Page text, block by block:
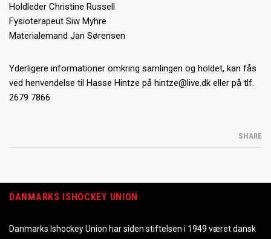
Holdleder Christine Russell
Fysioterapeut Siw Myhre
Materialemand Jan Sørensen
Yderligere informationer omkring samlingen og holdet, kan fås
ved henvendelse til Hasse Hintze på hintze@live.dk eller på tlf.
2679 7866
SHARE
DANMARKS ISHOCKEY UNION
Danmarks Ishockey Union har siden stiftelsen i 1949 været dansk